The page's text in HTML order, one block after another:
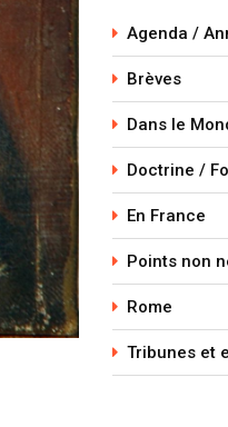
Agenda /
Brèves
Dans le
Doctrine /
En France
Points non
Rome
Tribunes et